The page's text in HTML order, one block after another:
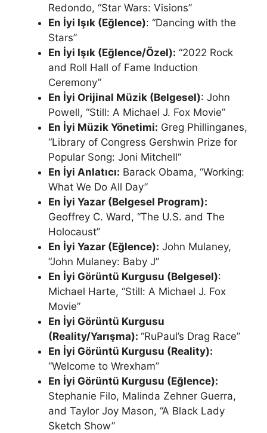
Redondo, “Star Wars: Visions”
En İyi Işık (Eğlence): “Dancing with the
Stars”
En İyi Işık (Eğlence/Özel): “2022 Rock
and Roll Hall of Fame Induction
Ceremony”
En İyi Orijinal Müzik (Belgesel): John
Powell, “Still: A Michael J. Fox Movie”
En İyi Müzik Yönetimi: Greg Phillinganes,
“Library of Congress Gershwin Prize for
Popular Song: Joni Mitchell“
En İyi Anlatıcı: Barack Obama, “Working:
What We Do All Day”
En İyi Yazar (Belgesel Program):
Geoffrey C. Ward, “The U.S. and The
Holocaust”
En İyi Yazar (Eğlence): John Mulaney,
“John Mulaney: Baby J”
En İyi Görüntü Kurgusu (Belgesel):
Michael Harte, “Still: A Michael J. Fox
Movie”
En İyi Görüntü Kurgusu
(Reality/Yarışma): “RuPaul’s Drag Race”
En İyi Görüntü Kurgusu (Reality):
“Welcome to Wrexham”
En İyi Görüntü Kurgusu (Eğlence):
Stephanie Filo, Malinda Zehner Guerra,
and Taylor Joy Mason, “A Black Lady
Sketch Show”